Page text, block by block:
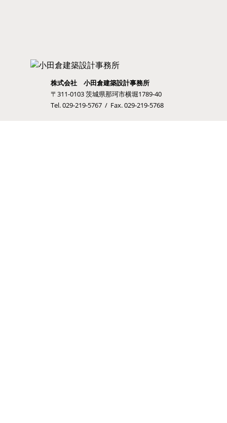
株式会社 小田倉建築設計事務所
〒311-0103 茨城県那珂市横堀1789-40
Tel. 029-219-5767 / Fax. 029-219-5768